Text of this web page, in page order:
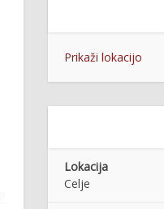
Prikaži lokacijo
Lokacija
Celje